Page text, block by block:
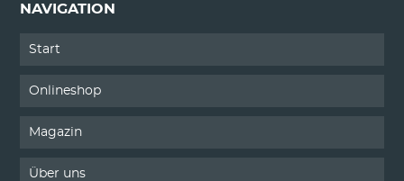
NAVIGATION
Start
Onlineshop
Magazin
Über uns